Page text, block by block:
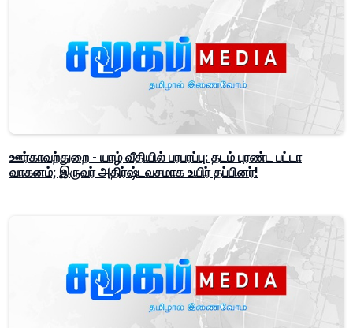
ஊர்காவற்துறை - யாழ் வீதியில் பரபரப்பு: தடம் புரண்ட பட்டா
வாகனம்; இருவர் அதிர்ஷ்டவசமாக உயிர் தப்பினர்!